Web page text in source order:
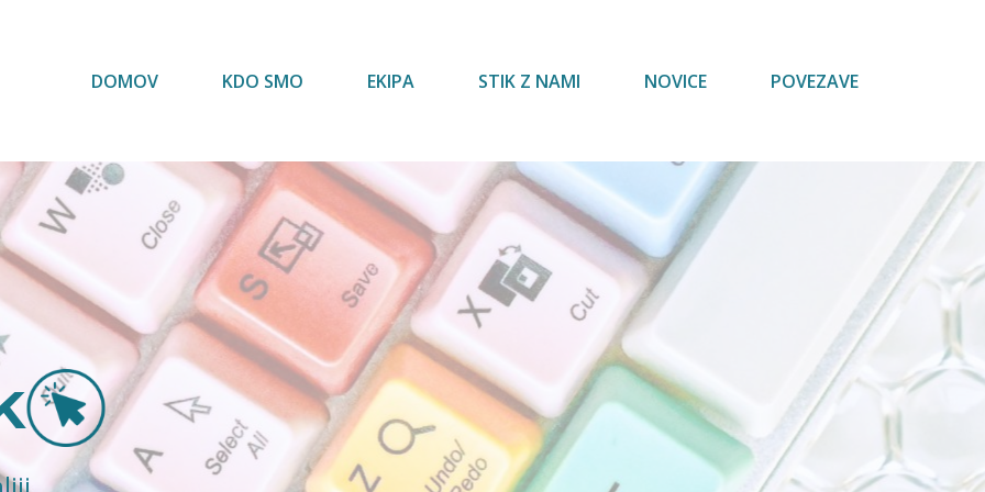
DOMOV KDO SMO EKIPA STIK Z NAMI NOVICE POVEZAVE